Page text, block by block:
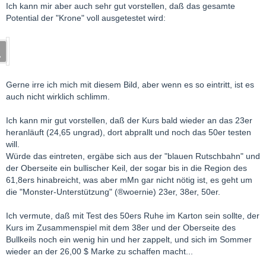
Ich kann mir aber auch sehr gut vorstellen, daß das gesamte
Potential der "Krone" voll ausgetestet wird:
Gerne irre ich mich mit diesem Bild, aber wenn es so eintritt, ist es
auch nicht wirklich schlimm.
Ich kann mir gut vorstellen, daß der Kurs bald wieder an das 23er
heranläuft (24,65 ungrad), dort abprallt und noch das 50er testen
will.
Würde das eintreten, ergäbe sich aus der "blauen Rutschbahn" und
der Oberseite ein bullischer Keil, der sogar bis in die Region des
61,8ers hinabreicht, was aber mMn gar nicht nötig ist, es geht um
die "Monster-Unterstützung" (®woernie) 23er, 38er, 50er.
Ich vermute, daß mit Test des 50ers Ruhe im Karton sein sollte, der
Kurs im Zusammenspiel mit dem 38er und der Oberseite des
Bullkeils noch ein wenig hin und her zappelt, und sich im Sommer
wieder an der 26,00 $ Marke zu schaffen macht...